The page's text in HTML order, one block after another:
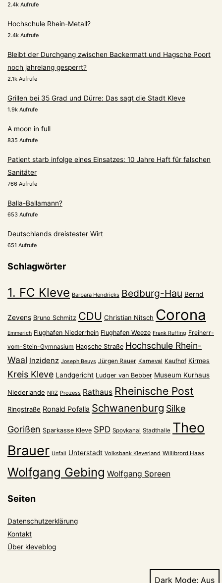
2.4k Aufrufe
Hochschule Rhein-Metall?
2.4k Aufrufe
Bleibt der Durchgang zwischen Backermatt und Hagsche Poort
noch jahrelang gesperrt?
2.1k Aufrufe
Grillen bei 35 Grad und Dürre: Das sagt die Stadt Kleve
1.9k Aufrufe
A moon in full
835 Aufrufe
Patient starb infolge eines Einsatzes: 10 Jahre Haft für falschen
Sanitäter
766 Aufrufe
Balla-Ballamann?
653 Aufrufe
Deutschlands dreistester Wirt
651 Aufrufe
Schlagwörter
1. FC Kleve Barbara Hendricks Bedburg-Hau Bernd
Zevens Bruno Schmitz CDU Christian Nitsch Corona
Emmerich Flughafen Niederrhein Flughafen Weeze Frank Ruffing Freiherr-
vom-Stein-Gymnasium Hagsche Straße Hochschule Rhein-
Waal Inzidenz Joseph Beuys Jürgen Rauer Karneval Kaufhof Kirmes
Kreis Kleve Landgericht Ludger van Bebber Museum Kurhaus
Niederlande NRZ Prozess Rathaus Rheinische Post
Ringstraße Ronald Pofalla Schwanenburg Silke
Gorißen Sparkasse Kleve SPD Spoykanal Stadthalle Theo
Brauer Unfall Unterstadt Volksbank Kleverland Willibrord Haas
Wolfgang Gebing Wolfgang Spreen
Seiten
Datenschutzerklärung
Kontakt
Über kleveblog
Dark Mode: